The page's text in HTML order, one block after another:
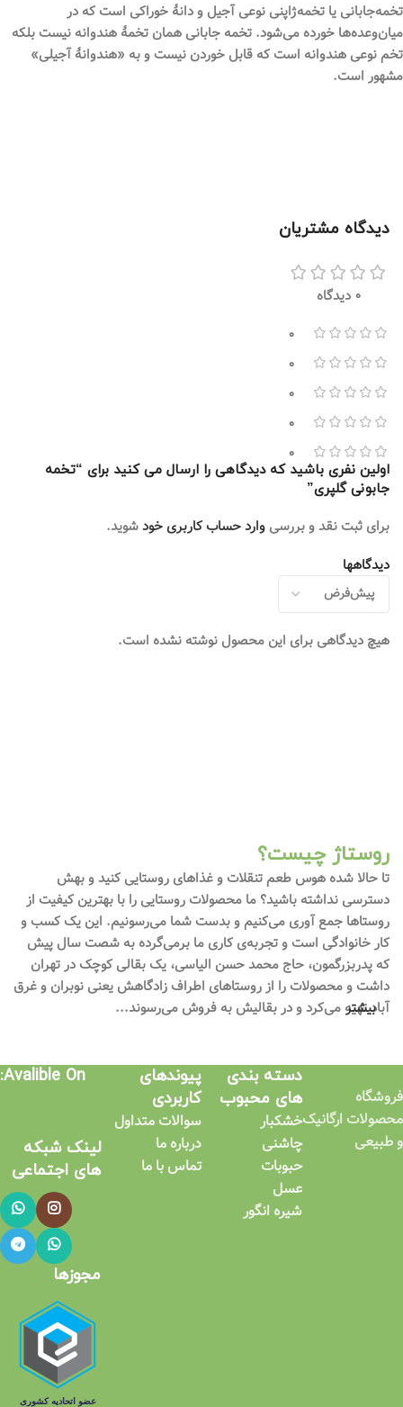
تخمه‌جابانی یا تخمه‌ژاپنی نوعی آجیل و دانهٔ خوراکی است که در
میان‌وعده‌ها خورده می‌شود. تخمه‌ جابانی همان تخمهٔ هندوانه نیست بلکه
تخم نوعی هندوانه است که قابل خوردن نیست و به «هندوانهٔ آجیلی»
مشهور است.
دیدگاه مشتریان
0 دیدگاه
0
0
0
0
0
دیدگاهها
هیچ دیدگاهی برای این محصول نوشته نشده است.
اولین نفری باشید که دیدگاهی را ارسال می کنید برای “تخمه
جابونی گلپری”
برای ثبت نقد و بررسی وارد حساب کاربری خودشوید.
روستاژ چیست؟
تا حالا شده هوس طعم تنقلات و غذاهای روستایی کنید و بهش
دسترسی نداشته باشید؟ ما محصولات روستایی را با بهترین کیفیت از
روستاها جمع آوری می‌کنیم و بدست شما می‌رسونیم. این یک کسب و
کار خانوادگی است و تجربه‌ی کاری ما برمی‌گرده به شصت سال پیش
که پدربزرگمون، حاج محمد حسن الیاسی، یک بقالی کوچک در تهران
داشت و محصولات را از روستاهای اطراف زادگاهش یعنی نوبران و غرق
آباد تهیه می‌کرد و در بقالیش به فروش می‌رسوند...
بیشتر
فروشگاه
محصولات ارگانیک
و طبیعی
دسته بندی
های محبوب
خشکبار
چاشنی
حبوبات
عسل
شیره انگور
پیوندهای
کاربردی​
سوالات متداول
درباره ما
تماس با ما
Avalible On:
لینک شبکه
های اجتماعی​
مجوزها